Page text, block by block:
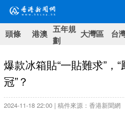
頭條 港澳 五年規
劃
大灣區 台
爆款冰箱貼“一貼難求”，
冠”？
2024-11-18 22:00 | 稿件來源：香港新聞網